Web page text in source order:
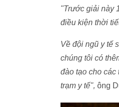
"Trước giải này
điều kiện thời
Về đội ngũ y tế
chúng tôi có
đào tạo cho
trạm y tế", ông